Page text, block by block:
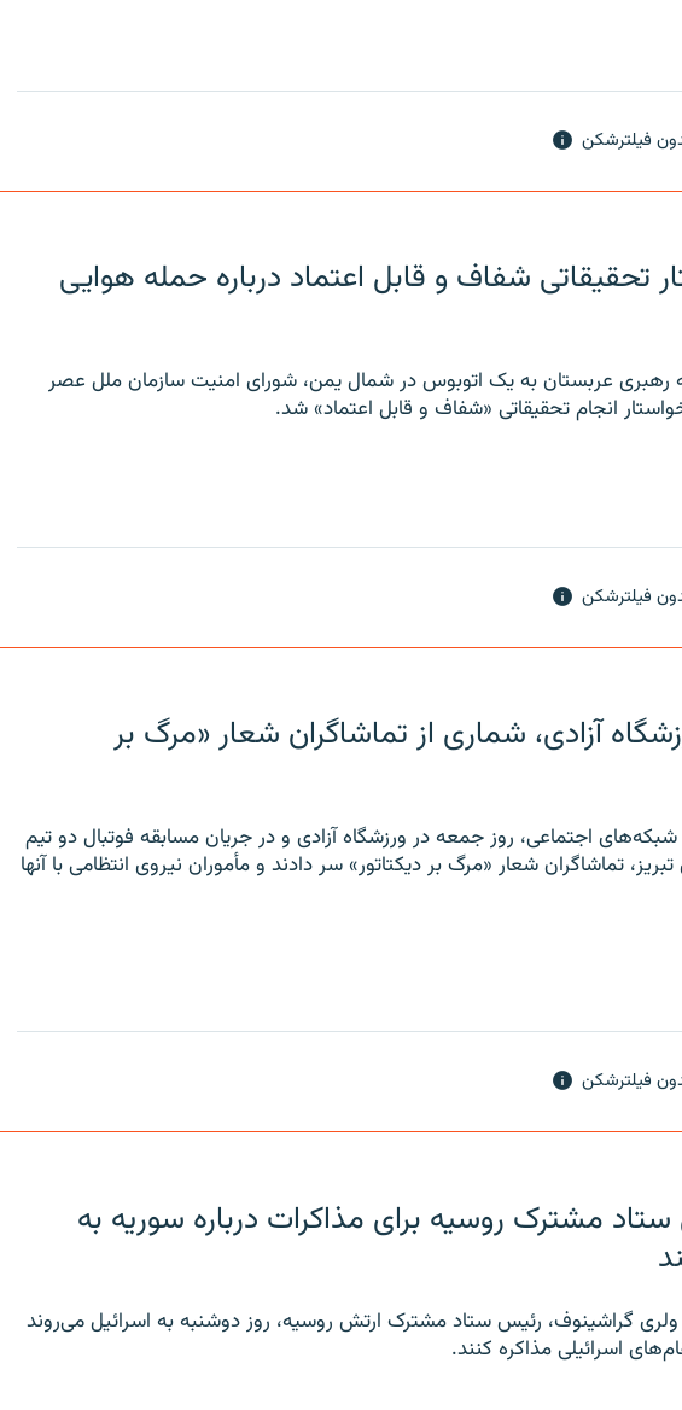
فیلترشکن
تحقیقاتی شفاف و قابل اعتماد درباره حمله هوایی
رهبری عربستان به یک اتوبوس در شمال یمن، شورای امنیت سازمان ملل عصر
انجام تحقیقاتی «شفاف و قابل اعتماد» شد.
فیلترشکن
آزادی، شماری از تماشاگران شعار «مرگ بر
اجتماعی، روز جمعه در ورزشگاه آزادی و در جریان مسابقه فوتبال دو تیم
تماشاگران شعار «مرگ بر دیکتاتور» سر دادند و مأموران نیروی انتظامی با آنها
فیلترشکن
مشترک روسیه برای مذاکرات درباره سوریه به
گراشینوف، رئیس ستاد مشترک ارتش روسیه، روز دوشنبه به اسرائیل می‌روند
اسرائیلی مذاکره کنند.